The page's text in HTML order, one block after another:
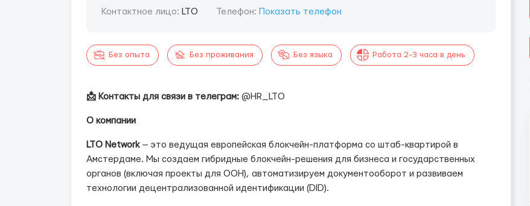
Контактное лицо: LTO Телефон: Показать телефон
Без опыта Без проживания Без языка Работа 2-3 часа в день
📩 Контакты для связи в телеграм: @HR_LTO
О компании
LTO Network— это ведущая европейская блокчейн-платформа со штаб-квартирой в
Амстердаме. Мы создаем гибридные блокчейн-решения для бизнеса и государственных
органов (включая проекты для ООН), автоматизируем документооборот и развиваем
технологии децентрализованной идентификации (DID).